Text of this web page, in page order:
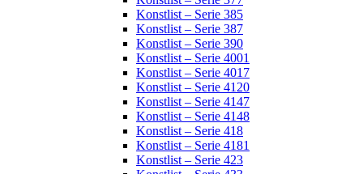
Konstlist – Serie 385
Konstlist – Serie 387
Konstlist – Serie 390
Konstlist – Serie 4001
Konstlist – Serie 4017
Konstlist – Serie 4120
Konstlist – Serie 4147
Konstlist – Serie 4148
Konstlist – Serie 418
Konstlist – Serie 4181
Konstlist – Serie 423